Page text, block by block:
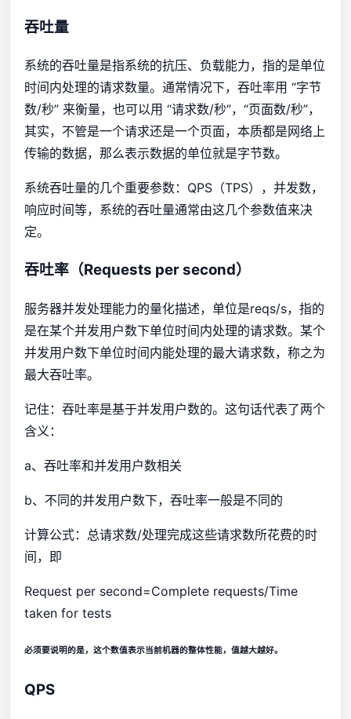
吞吐量
系统的吞吐量是指系统的抗压、负载能力，指的是单位
时间内处理的请求数量。通常情况下，吞吐率用 “字节
数/秒” 来衡量，也可以用 “请求数/秒”，“页面数/秒”，
其实，不管是一个请求还是一个页面，本质都是网络上
传输的数据，那么表示数据的单位就是字节数。
系统吞吐量的几个重要参数：QPS（TPS），并发数，
响应时间等，系统的吞吐量通常由这几个参数值来决
定。
吞吐率（Requests per second）
服务器并发处理能力的量化描述，单位是reqs/s，指的
是在某个并发用户数下单位时间内处理的请求数。某个
并发用户数下单位时间内能处理的最大请求数，称之为
最大吞吐率。
记住：吞吐率是基于并发用户数的。这句话代表了两个
含义：
a、吞吐率和并发用户数相关
b、不同的并发用户数下，吞吐率一般是不同的
计算公式：总请求数/处理完成这些请求数所花费的时
间，即
Request per second=Complete requests/Time
taken for tests
必须要说明的是，这个数值表示当前机器的整体性能，值越大越好。
QPS